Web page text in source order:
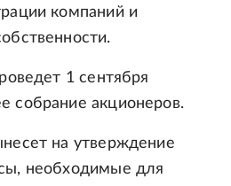
компаний и
1 сентября
собрание акционеров.
на утверждение
необходимые для